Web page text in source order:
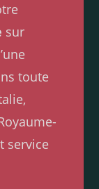
sur
toute
service